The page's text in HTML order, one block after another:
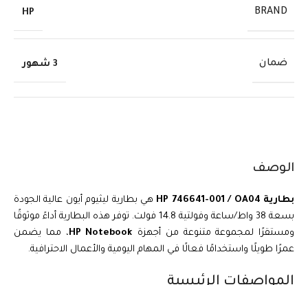
الوصف
بطارية HP 746641-001 / OA04
هي بطارية ليثيوم أيون عالية الجودة
بسعة 38 واط/ساعة وفولتية 14.8 فولت. توفر هذه البطارية أداءً موثوقًا
ومستقرًا لمجموعة متنوعة من أجهزة HP Notebook، مما يضمن
عمرًا طويلًا واستخدامًا فعالًا في المهام اليومية والأعمال الاحترافية.
BRAND
HP
ضمان 3 شهور